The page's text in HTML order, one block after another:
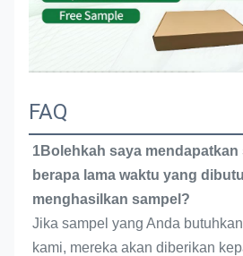
FAQ
1Bolehkah saya
berapa lama waktu yang
menghasilkan sampel?
Jika sampel yang Anda
kami, mereka akan diberikan